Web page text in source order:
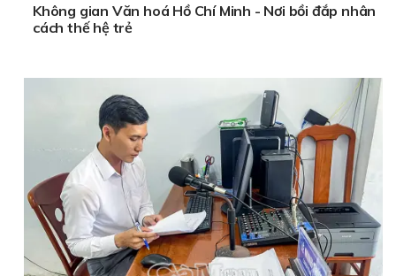
Không gian Văn hoá Hồ Chí Minh - Nơi bồi đắp nhân
cách thế hệ trẻ